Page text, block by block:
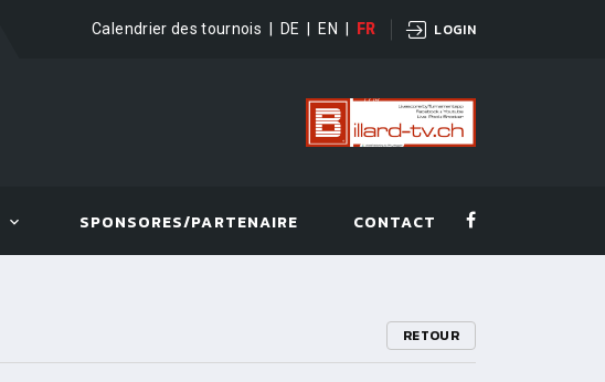
Calendrier des tournois DE EN FR LOGIN
SPONSORES/PARTENAIRE CONTACT
RETOUR